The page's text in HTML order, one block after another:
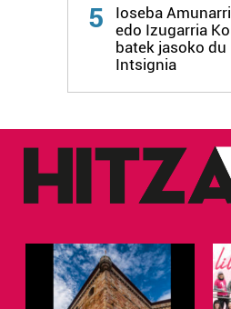
5
Ioseba
edo Izugarria
batek jasoko du
Intsignia